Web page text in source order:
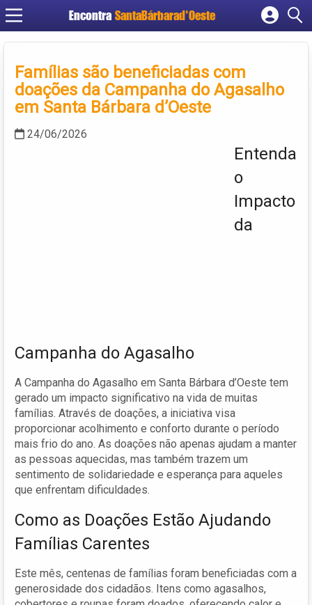
Encontra SantaBárbarad'Oeste
Cadastrar empresa
Criar conta
Famílias são beneficiadas com
doações da Campanha do Agasalho
em Santa Bárbara d’Oeste
24/06/2026
Entenda
o
Impacto
da
Campanha do Agasalho
A Campanha do Agasalho em Santa Bárbara d’Oeste tem
gerado um impacto significativo na vida de muitas
famílias. Através de doações, a iniciativa visa
proporcionar acolhimento e conforto durante o período
mais frio do ano. As doações não apenas ajudam a manter
as pessoas aquecidas, mas também trazem um
sentimento de solidariedade e esperança para aqueles
que enfrentam dificuldades.
Como as Doações Estão Ajudando
Famílias Carentes
Este mês, centenas de famílias foram beneficiadas com a
generosidade dos cidadãos. Itens como agasalhos,